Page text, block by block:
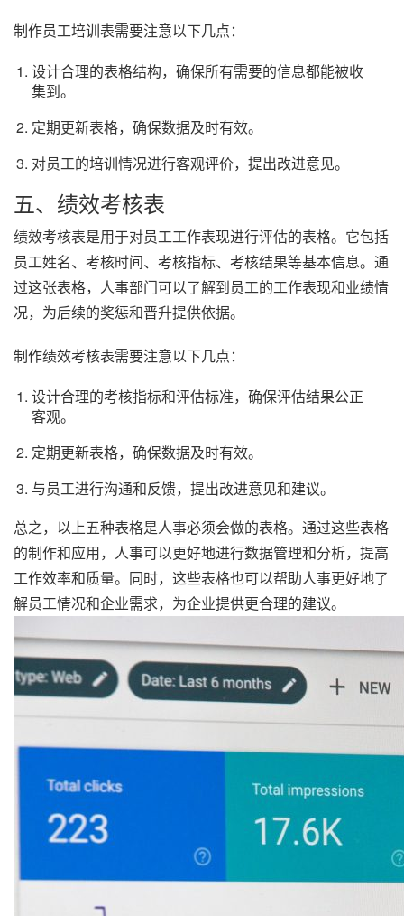
制作员工培训表需要注意以下几点：
设计合理的表格结构，确保所有需要的信息都能被收
集到。
定期更新表格，确保数据及时有效。
对员工的培训情况进行客观评价，提出改进意见。
五、绩效考核表
绩效考核表是用于对员工工作表现进行评估的表格。它包括
员工姓名、考核时间、考核指标、考核结果等基本信息。通
过这张表格，人事部门可以了解到员工的工作表现和业绩情
况，为后续的奖惩和晋升提供依据。
制作绩效考核表需要注意以下几点：
设计合理的考核指标和评估标准，确保评估结果公正
客观。
定期更新表格，确保数据及时有效。
与员工进行沟通和反馈，提出改进意见和建议。
总之，以上五种表格是人事必须会做的表格。通过这些表格
的制作和应用，人事可以更好地进行数据管理和分析，提高
工作效率和质量。同时，这些表格也可以帮助人事更好地了
解员工情况和企业需求，为企业提供更合理的建议。